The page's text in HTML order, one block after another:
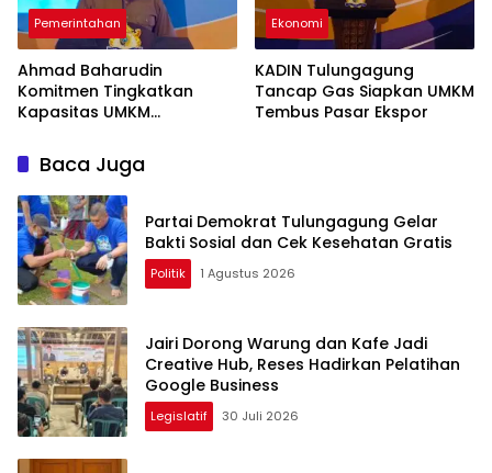
Pemerintahan
Ahmad Baharudin
Komitmen Tingkatkan
Kapasitas UMKM
Ekspor
Ekonomi
KADIN Tulungagung
Tancap Gas Siapkan UMKM
Tembus Pasar Ekspor
Baca Juga
Partai Demokrat Tulungagung Gelar
Bakti Sosial dan Cek Kesehatan Gratis
Politik 1 Agustus 2026
Jairi Dorong Warung dan Kafe Jadi
Creative Hub, Reses Hadirkan Pelatihan
Google Business
Legislatif 30 Juli 2026